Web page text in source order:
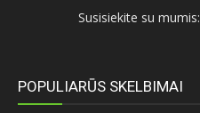
Susisiekite su mumis:
POPULIARŪS SKELBIMAI